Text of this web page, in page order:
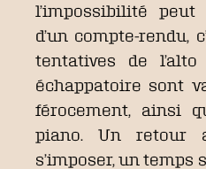
l’impossibilité
d’un compte-rendu,
tentatives de
échappatoire sont
férocement, ainsi
piano. Un retour
s’imposer, un temps